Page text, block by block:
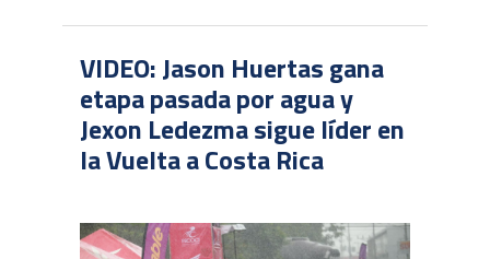
VIDEO: Jason Huertas gana
etapa pasada por agua y
Jexon Ledezma sigue líder en
la Vuelta a Costa Rica